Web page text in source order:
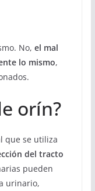
No, el mal
lo mismo,
orín?
que se utiliza
del tracto
pueden
urinario,